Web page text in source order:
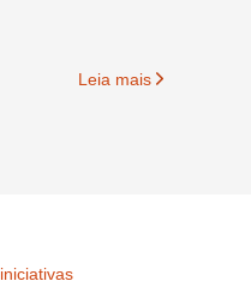
Leia mais
iniciativas